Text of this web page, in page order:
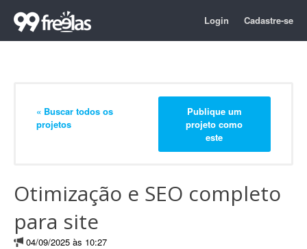
Login Cadastre-se
« Buscar todos os
projetos
Publique um
projeto como
este
Otimização e SEO completo
para site
04/09/2025 às 10:27